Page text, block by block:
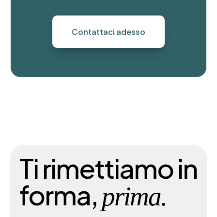
Contattaci adesso
Ti rimettiamo in
forma, prima.